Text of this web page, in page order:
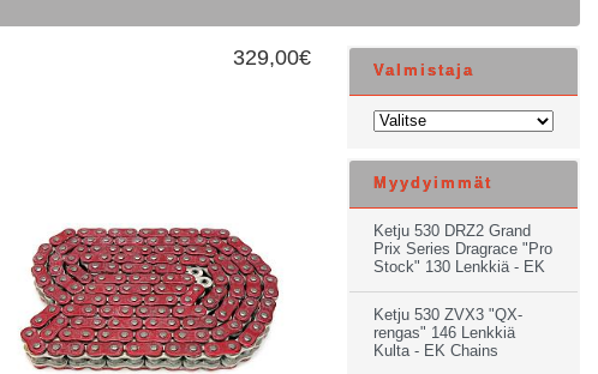
329,00€
Valmistaja
Myydyimmät
Ketju 530 DRZ2 Grand
Prix Series Dragrace "Pro
Stock" 130 Lenkkiä - EK
Ketju 530 ZVX3 "QX-
rengas" 146 Lenkkiä
Kulta - EK Chains